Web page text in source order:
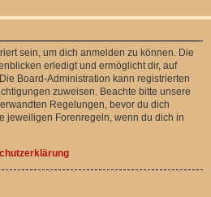
sein, um dich anmelden zu können. Die
erledigt und ermöglicht dir, auf
Board-Administration kann registrierten
zuweisen. Beachte bitte unsere
Regelungen, bevor du dich
jeweiligen Forenregeln, wenn du dich in